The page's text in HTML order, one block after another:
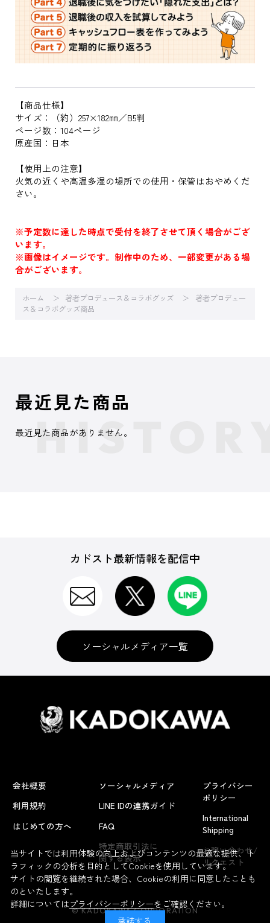
【商品仕様】
サイズ：（約）257×182㎜／B5判
ページ数：104ページ
原産国：日本
【使用上の注意】
火気の近くや高温多湿の場所での使用・保管はおやめくだ
さい。
※予定数に達した時点で受付を終了させて頂く場合がござ
います。
※画像はイメージです。制作中のため、一部変更がある場
合がございます。
ホーム 著者プロデュース＆コラボグッズ
著者プロデュー
ス＆コラボグッズ商品
よくあるお問い合わせ
最近見た商品
最近見た商品がありません。
カドスト最新情報を配信中
ソーシャルメディア一覧
会社概要
利用規約
はじめての方へ
ソーシャルメディア
LINE IDの連携ガイド
FAQ
特定商取引法に
関する表示
プライバシー
ポリシー
International
Shipping
お問い合わせ/
リクエスト
© KADOKAWA CORPORATION
当サイトでは利用体験の向上およびコンテンツの最適な提供、ト
ラフィックの分析を目的としてCookieを使用しています。
サイトの閲覧を継続された場合、Cookieの利用に同意したことも
のといたします。
詳細についてはプライバシーポリシーをご確認ください。